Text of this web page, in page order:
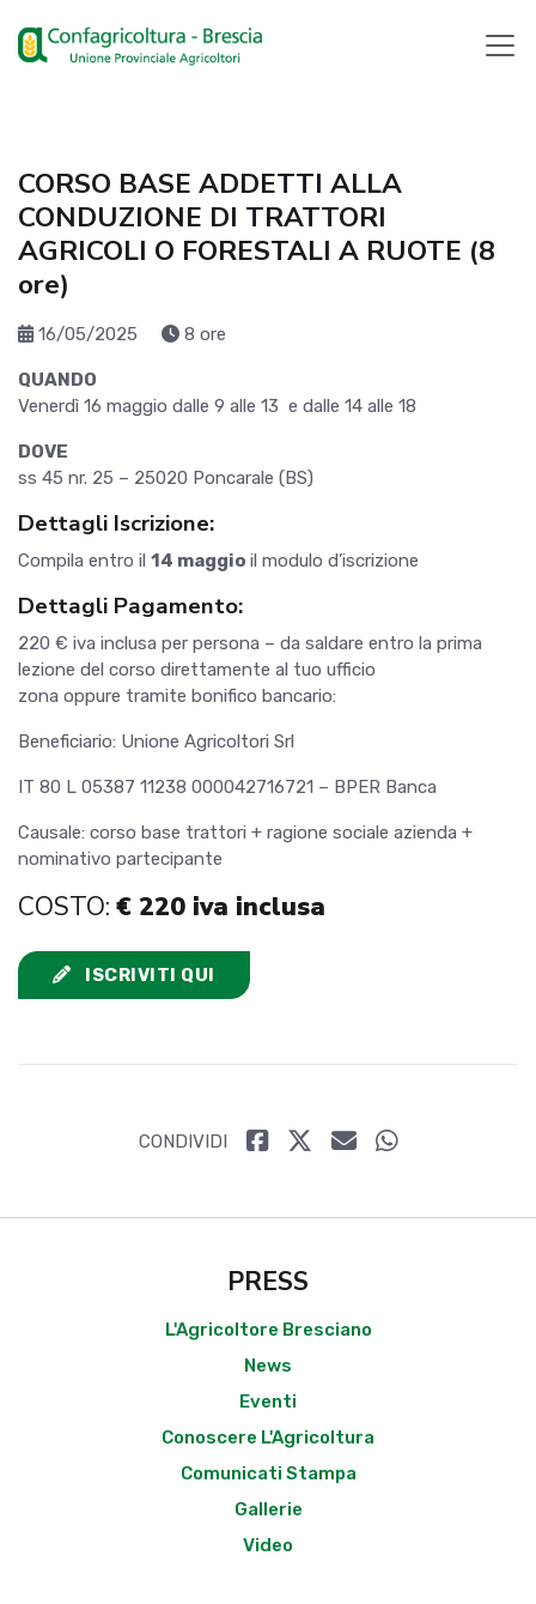
CORSO BASE ADDETTI ALLA
CONDUZIONE DI TRATTORI
AGRICOLI O FORESTALI A RUOTE (8
ore)
16/05/2025 8 ore
QUANDO
Venerdì 16 maggio dalle 9 alle 13 e dalle 14 alle 18
DOVE
ss 45 nr. 25 – 25020 Poncarale (BS)
Dettagli Iscrizione:
Compila entro il 14 maggio il modulo d’iscrizione
Dettagli Pagamento:
220 € iva inclusa per persona – da saldare entro la prima
lezione del corso direttamente al tuo ufficio
zona oppure tramite bonifico bancario:
Beneficiario: Unione Agricoltori Srl
IT 80 L 05387 11238 000042716721 – BPER Banca
Causale: corso base trattori + ragione sociale azienda +
nominativo partecipante
COSTO: € 220 iva inclusa
ISCRIVITI QUI
CONDIVIDI
PRESS
L'Agricoltore Bresciano
News
Eventi
Conoscere L'Agricoltura
Comunicati Stampa
Gallerie
Video